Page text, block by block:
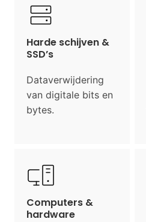
Harde schijven &
SSD’s
Dataverwijdering
van digitale bits en
bytes.
Computers &
hardware